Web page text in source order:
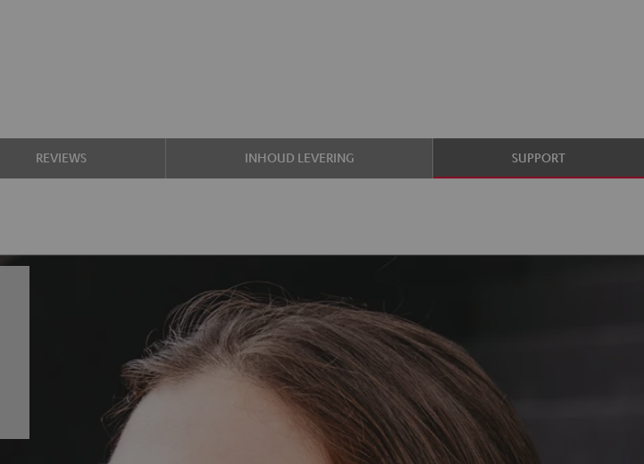
REVIEWS INHOUD LEVERING SUPPORT